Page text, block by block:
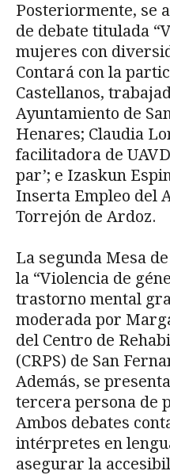
Posteriormente, se
de debate titulada
mujeres con
Contará con la
Castellanos,
Ayuntamiento de
Henares; Claudia
facilitadora de
par’; e Izaskun
Inserta Empleo del
Torrejón de Ardoz.
La segunda Mesa
la “Violencia de
trastorno mental
moderada por
del Centro de
(CRPS) de San
Además, se
tercera persona de
Ambos debates
intérpretes en
asegurar la